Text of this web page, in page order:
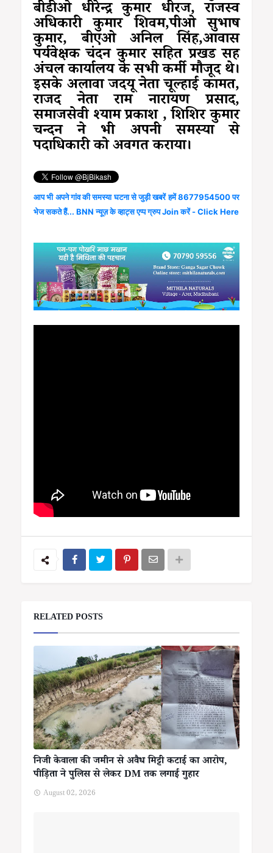
बीडीओ धीरेन्द्र कुमार धीरज, राजस्व
अधिकारी कुमार शिवम,पीओ सुभाष
कुमार, बीएओ अनिल सिंह,आवास
पर्यवेक्षक चंदन कुमार सहित प्रखड सह
अंचल कार्यालय के सभी कर्मी मौजूद थे।
इसके अलावा जदयू नेता चूल्हाई कामत,
राजद नेता राम नारायण प्रसाद,
समाजसेवी श्याम प्रकाश , शिशिर कुमार
चन्दन ने भी अपनी समस्या से
पदाधिकारी को अवगत कराया।
आप भी अपने गांव की समस्या घटना से जुड़ी खबरें हमें 8677954500 पर
भेज सकते हैं... BNN न्यूज़ के व्हाट्स एप्प ग्रुप Join करें - Click Here
RELATED POSTS
निजी केवाला की जमीन से अवैध मिट्टी कटाई का आरोप,
पीड़िता ने पुलिस से लेकर DM तक लगाई गुहार
August 02, 2026